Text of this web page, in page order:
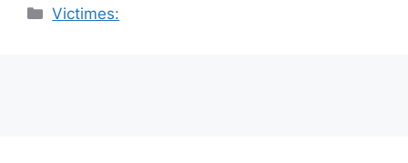
Catégories
Victimes: